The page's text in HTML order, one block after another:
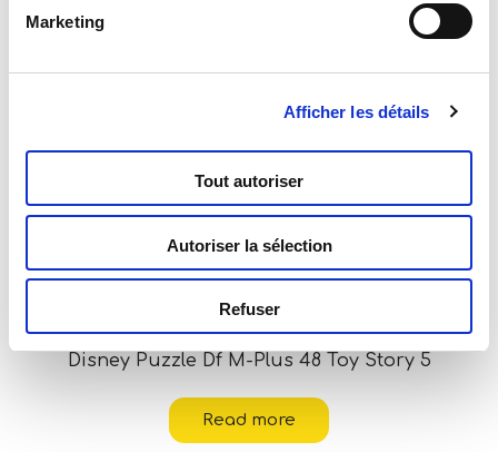
Marketing
Afficher les détails
Tout autoriser
Autoriser la sélection
Refuser
Vous pouvez également être
Disney Puzzle Df M-Plus 48 Toy Story 5
Read more